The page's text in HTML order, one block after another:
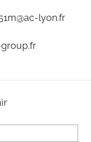
lyon.fr
group.fr